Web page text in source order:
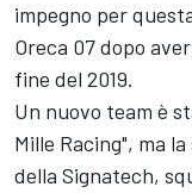
impegno per
Oreca 07 dopo
fine del 2019.
Un nuovo team è
Mille Racing", ma
della Signatech,